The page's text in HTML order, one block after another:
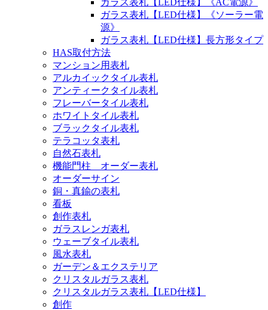
ガラス表札【LED仕様】《ソーラー電
源》
ガラス表札【LED仕様】長方形タイプ
HAS取付方法
マンション用表札
アルカイックタイル表札
アンティークタイル表札
フレーバータイル表札
ホワイトタイル表札
ブラックタイル表札
テラコッタ表札
自然石表札
機能門柱 オーダー表札
オーダーサイン
銅・真鍮の表札
看板
創作表札
ガラスレンガ表札
ウェーブタイル表札
風水表札
ガーデン＆エクステリア
クリスタルガラス表札
クリスタルガラス表札【LED仕様】
創作